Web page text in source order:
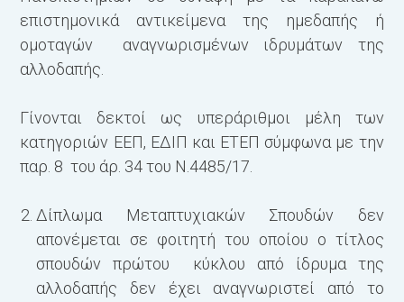
επιστημονικά αντικείμενα της ημεδαπής ή
ομοταγών αναγνωρισμένων ιδρυμάτων της
αλλοδαπής.
Γίνονται δεκτοί ως υπεράριθμοι μέλη των
κατηγοριών ΕΕΠ, ΕΔΙΠ και ΕΤΕΠ σύμφωνα με την
παρ. 8 του άρ. 34 του Ν.4485/17.
Δίπλωμα Μεταπτυχιακών Σπουδών δεν
απονέμεται σε φοιτητή του οποίου ο τίτλος
σπουδών πρώτου κύκλου από ίδρυμα της
αλλοδαπής δεν έχει αναγνωριστεί από το